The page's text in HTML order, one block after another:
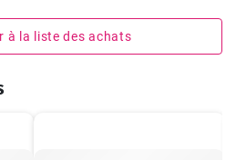
à la liste des achats